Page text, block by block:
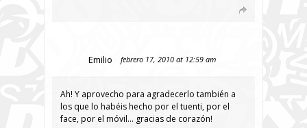
Emilio febrero 17, 2010 at 12:59 am
Ah! Y aprovecho para agradecerlo también a
los que lo habéis hecho por el tuenti, por el
face, por el móvil… gracias de corazón!